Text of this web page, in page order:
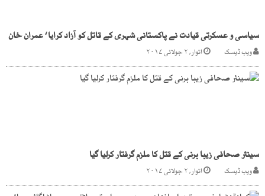
سیاسی و عسکرتی قیادت نے پاکستانی شہری کے قاتل کو آزاد کرایا ‘ عمران خان
ویب ڈیسک اتوار, ۲ جولائی ۲۰۱۷
سینئر صحافی زیبا برنی کے قتل کا ملزم گرفتار کرلیا گیا
ویب ڈیسک اتوار, ۲ جولائی ۲۰۱۷